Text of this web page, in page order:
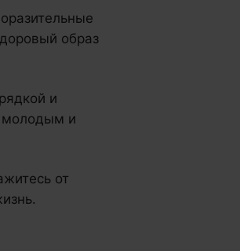
образ
и
молодым и
от